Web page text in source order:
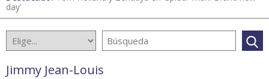
day'
Jimmy Jean-Louis